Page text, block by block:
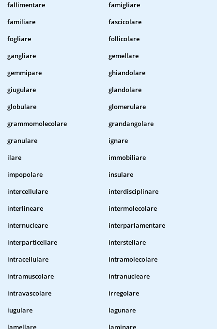
fallimentare
famigliare
familiare
fascicolare
fogliare
follicolare
gangliare
gemellare
gemmipare
ghiandolare
giugulare
glandolare
globulare
glomerulare
grammomolecolare
grandangolare
granulare
ignare
ilare
immobiliare
impopolare
insulare
intercellulare
interdisciplinare
interlineare
intermolecolare
internucleare
interparlamentare
interparticellare
interstellare
intracellulare
intramolecolare
intramuscolare
intranucleare
intravascolare
irregolare
iugulare
lagunare
lamellare
laminare